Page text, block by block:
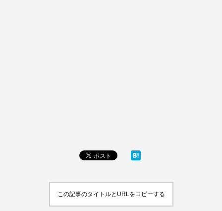
この記事のタイトルとURLをコピーする